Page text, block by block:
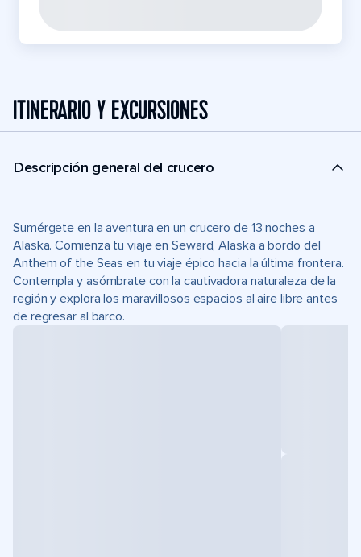
ITINERARIO Y EXCURSIONES
Descripción general del crucero
Sumérgete en la aventura en un crucero de 13 noches a
Alaska. Comienza tu viaje en Seward, Alaska a bordo del
Anthem of the Seas en tu viaje épico hacia la última frontera.
Contempla y asómbrate con la cautivadora naturaleza de la
región y explora los maravillosos espacios al aire libre antes
de regresar al barco.